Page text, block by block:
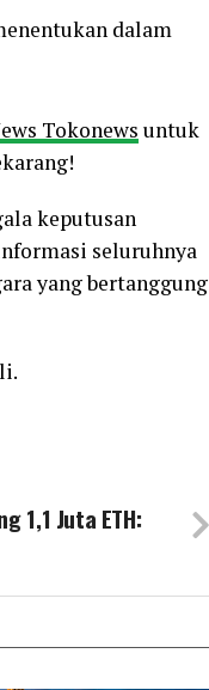
dalam
Tokonews untuk
keputusan
seluruhnya
yang bertanggung
1,1 Juta ETH: